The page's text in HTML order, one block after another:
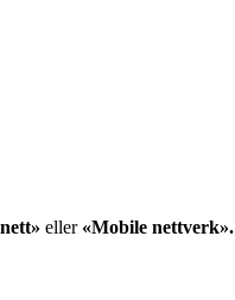
eller«Mobile nettverk».